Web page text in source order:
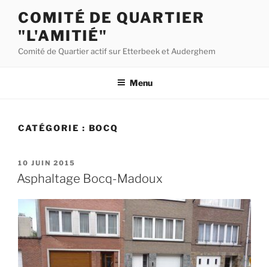
contenu
principal
COMITÉ DE QUARTIER
"L'AMITIÉ"
Comité de Quartier actif sur Etterbeek et Auderghem
Menu
CATÉGORIE : BOCQ
PUBLIÉ
LE
10 JUIN 2015
Asphaltage Bocq-Madoux